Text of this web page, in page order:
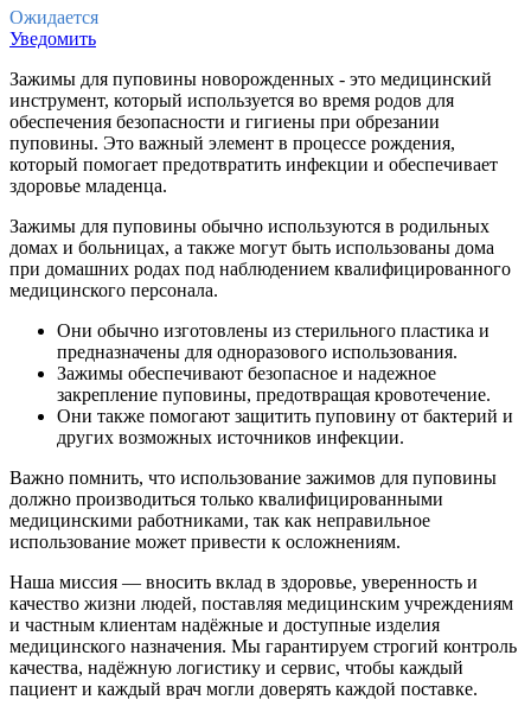
Ожидается
Уведомить
Зажимы для пуповины новорожденных - это медицинский
инструмент, который используется во время родов для
обеспечения безопасности и гигиены при обрезании
пуповины. Это важный элемент в процессе рождения,
который помогает предотвратить инфекции и обеспечивает
здоровье младенца.
Зажимы для пуповины обычно используются в родильных
домах и больницах, а также могут быть использованы дома
при домашних родах под наблюдением квалифицированного
медицинского персонала.
Они обычно изготовлены из стерильного пластика и
предназначены для одноразового использования.
Зажимы обеспечивают безопасное и надежное
закрепление пуповины, предотвращая кровотечение.
Они также помогают защитить пуповину от бактерий и
других возможных источников инфекции.
Важно помнить, что использование зажимов для пуповины
должно производиться только квалифицированными
медицинскими работниками, так как неправильное
использование может привести к осложнениям.
Наша миссия — вносить вклад в здоровье, уверенность и
качество жизни людей, поставляя медицинским учреждениям
и частным клиентам надёжные и доступные изделия
медицинского назначения. Мы гарантируем строгий контроль
качества, надёжную логистику и сервис, чтобы каждый
пациент и каждый врач могли доверять каждой поставке.